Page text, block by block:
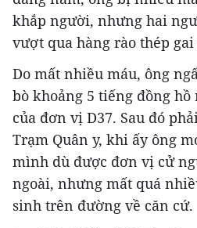
khắp người, nhưng hai
vượt qua hàng rào thép
Do mất nhiều máu, ông
bò khoảng 5 tiếng đồng
của đơn vị D37. Sau đó
Trạm Quân y, khi ấy ông
mình dù được đơn vị cử
ngoài, nhưng mất quá
sinh trên đường về căn cứ.